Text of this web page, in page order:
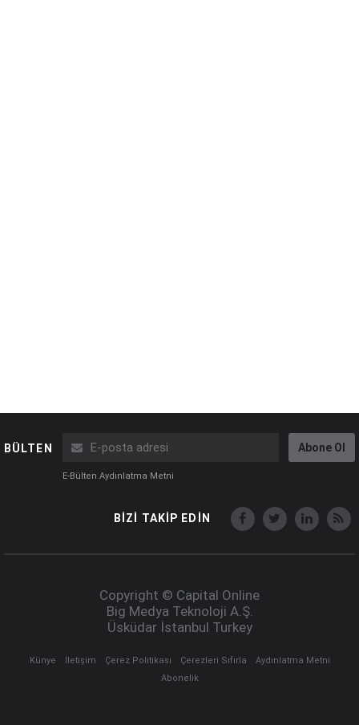
BÜLTEN Abone Ol
E-Bülten Aydınlatma Metni
BİZİ TAKİP EDİN
Copyright © Capital Online
Big Medya Teknoloji A.Ş.
Üsküdar İstanbul Turkey
Künye İletişim Çerez Politikası Çerezleri Sıfırla
Aydınlatma Metni
Abonelik